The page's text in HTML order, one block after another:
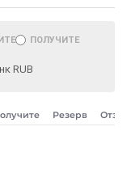
(STRK)
(XLM)
CNY THB
JPY
CZK ARS MXN
ПОЛУЧИТЕ
RUB
Резерв